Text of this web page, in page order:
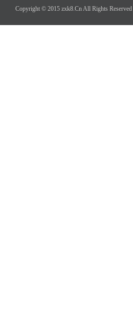
Copyright © 2015 zxk8.Cn All Rights Reserved |